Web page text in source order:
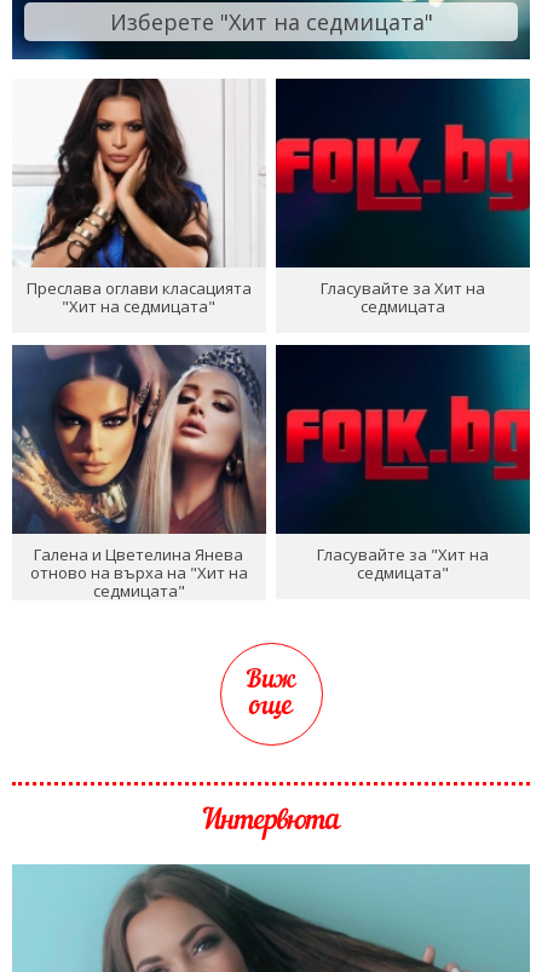
Изберете "Хит на седмицата"
Преслава оглави класацията
"Хит на седмицата"
Гласувайте за Хит на
седмицата
Галена и Цветелина Янева
отново на върха на "Хит на
седмицата"
Гласувайте за "Хит на
седмицата"
Виж
още
Интервюта